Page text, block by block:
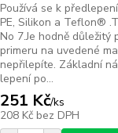
Používá se k
PE, Silikon a Teflon®
No 7.Je hodně důležitý
primeru na uvedené
nepřilepíte. Základní
lepení po...
251 Kč/ks
208 Kč bez DPH